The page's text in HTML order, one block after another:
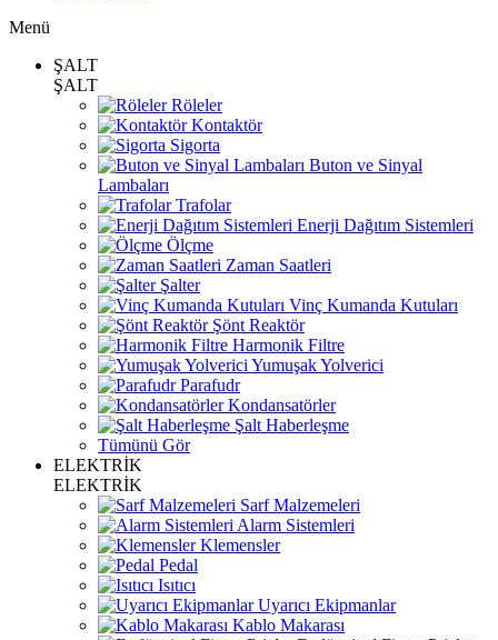
Menü
ŞALT
ŞALT
Röleler
Kontaktör
Sigorta
Buton ve Sinyal
Lambaları
Trafolar
Enerji Dağıtım Sistemleri
Ölçme
Zaman Saatleri
Şalter
Vinç Kumanda Kutuları
Şönt Reaktör
Harmonik Filtre
Yumuşak Yolverici
Parafudr
Kondansatörler
Şalt Haberleşme
Tümünü Gör
ELEKTRİK
ELEKTRİK
Sarf Malzemeleri
Alarm Sistemleri
Klemensler
Pedal
Isıtıcı
Uyarıcı Ekipmanlar
Kablo Makarası